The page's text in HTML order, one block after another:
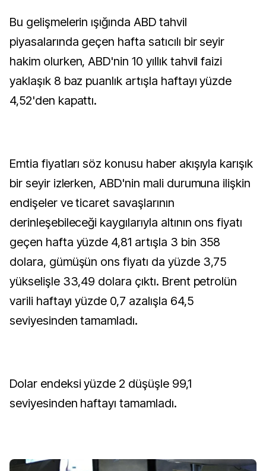
Bu gelişmelerin ışığında ABD tahvil
piyasalarında geçen hafta satıcılı bir seyir
hakim olurken, ABD'nin 10 yıllık tahvil faizi
yaklaşık 8 baz puanlık artışla haftayı yüzde
4,52'den kapattı.
Emtia fiyatları söz konusu haber akışıyla karışık
bir seyir izlerken, ABD'nin mali durumuna ilişkin
endişeler ve ticaret savaşlarının
derinleşebileceği kaygılarıyla altının ons fiyatı
geçen hafta yüzde 4,81 artışla 3 bin 358
dolara, gümüşün ons fiyatı da yüzde 3,75
yükselişle 33,49 dolara çıktı. Brent petrolün
varili haftayı yüzde 0,7 azalışla 64,5
seviyesinden tamamladı.
Dolar endeksi yüzde 2 düşüşle 99,1
seviyesinden haftayı tamamladı.